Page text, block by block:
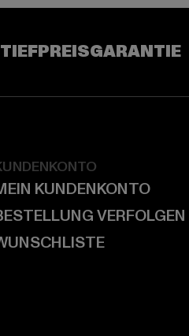
TIEFPREISGARANTIE
KUNDENKONTO
VERFOLGEN